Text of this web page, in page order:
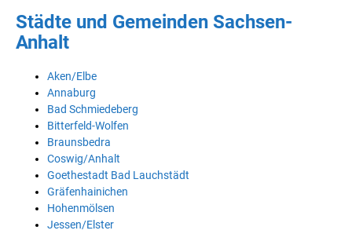
Städte und Gemeinden Sachsen-
Anhalt
Aken/Elbe
Annaburg
Bad Schmiedeberg
Bitterfeld-Wolfen
Braunsbedra
Coswig/Anhalt
Goethestadt Bad Lauchstädt
Gräfenhainichen
Hohenmölsen
Jessen/Elster